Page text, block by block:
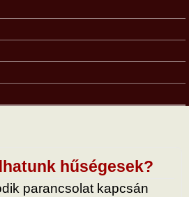
hűségesek?
parancsolat kapcsán